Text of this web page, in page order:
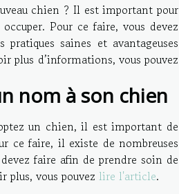
chien ? Il est important pour
Pour ce faire, vous devez
pratiques saines et avantageuses
plus d’informations, vous pouvez
nom à son chien
un chien, il est important de
ce faire, il existe de nombreuses
faire afin de prendre soin de
plus, vous pouvez lire l'article.